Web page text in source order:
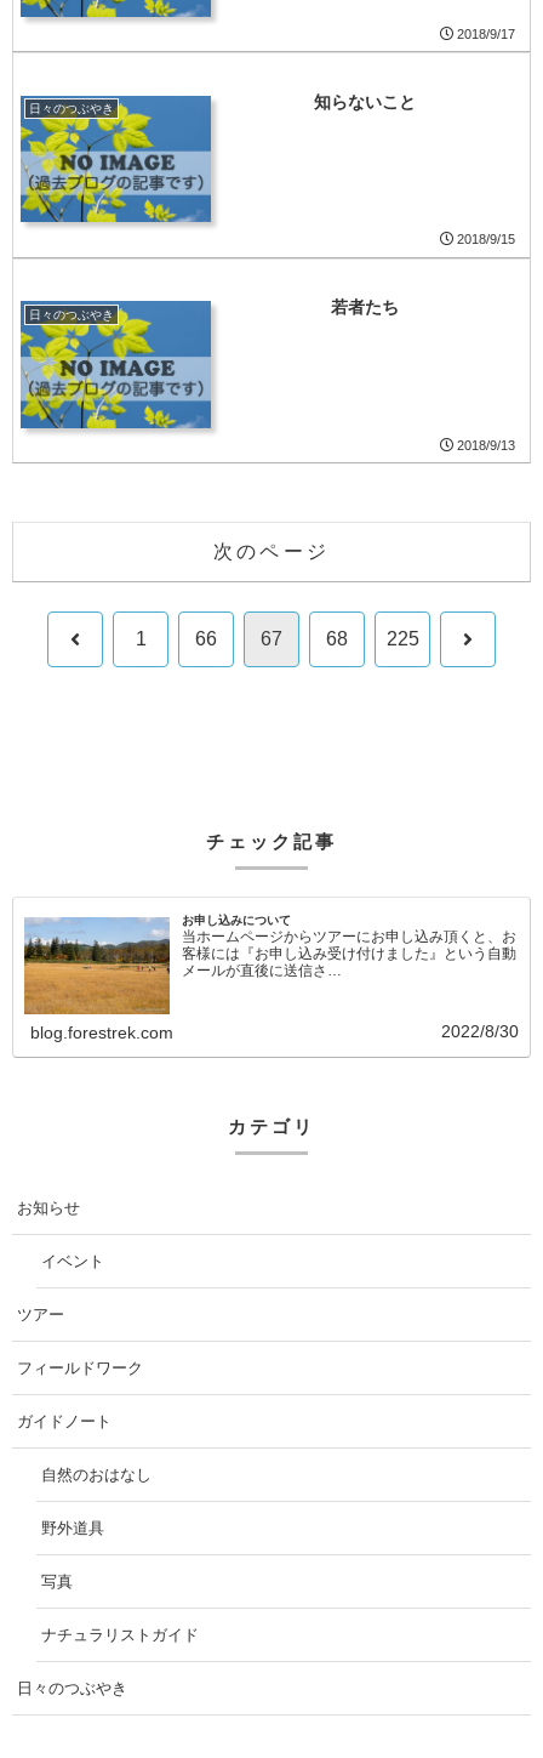
2018/9/17
日々のつぶやき 知らないこと
2018/9/15
日々のつぶやき 若者たち
2018/9/13
次のページ
前 1 66 67 68 225 次
チェック記事
お申し込みについて
当ホームページからツアーにお申し込み頂くと、お
客様には『お申し込み受け付けました』という自動
メールが直後に送信さ…
blog.forestrek.com 2022/8/30
カテゴリ
お知らせ
イベント
ツアー
フィールドワーク
ガイドノート
自然のおはなし
野外道具
写真
ナチュラリストガイド
日々のつぶやき